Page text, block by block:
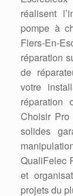
réalisent
pompe à
Flers-En-
réparation
de
votre
Choisir
solides
QualiFelec
et
projets du